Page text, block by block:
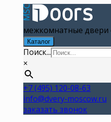
межкомнатные двери
Каталог
Поиск...
×
+7 (495) 120-08-63
info@dvery-moscow.ru
заказать звонок